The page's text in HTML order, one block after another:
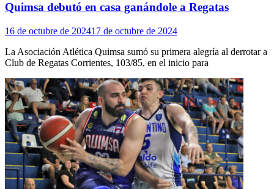
Quimsa debutó en casa ganándole a Regatas
16 de octubre de 202417 de octubre de 2024
La Asociación Atlética Quimsa sumó su primera alegría al derrotar a
Club de Regatas Corrientes, 103/85, en el inicio para